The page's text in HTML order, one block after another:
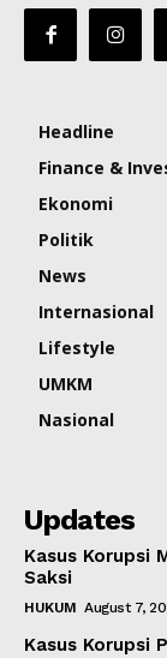
Headline
Finance &
Ekonomi
Politik
News
Internasional
Lifestyle
UMKM
Nasional
Updates
Kasus Korupsi
Saksi
HUKUM August 7,
Kasus Korupsi